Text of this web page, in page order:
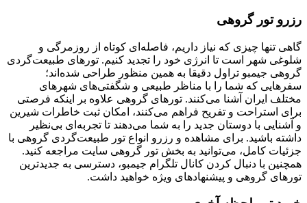
رزرو تور گروهی
گاهی تنها چیزی که نیاز داریم، فاصله‌ای کوتاه از روزمرگی و
شلوغی شهر است تا انرژی خود را تجدید کنیم. تورهای طبیعت‌گردی
گروهی جیمبو تراول دقیقا به همین منظور طراحی شده‌اند؛
سفرهایی که شما را با مناظر طبیعی و شگفتی‌های شهرهای
مختلف ایران آشنا می‌کنند. تورهای گروهی علاوه بر اینکه فرصتی
برای استراحت و تفریح فراهم می‌کنند، امکان ثبت خاطرات شیرین
و آشنایی با دوستان جدید را به شما می‌دهند تا تجربه‌ای بی‌نظیر
داشته باشید. برای مشاهده و رزرو انواع تور طبیعت‌گردی گروهی با
جزئیات کامل، می‌توانید به بخش تور گروهی سایت مراجعه کنید.
همچنین با دنبال کردن کانال تلگرام جیمبو، دسترسی به جدیدترین
تورهای گروهی و پیشنهادهای ویژه خواهید داشت.